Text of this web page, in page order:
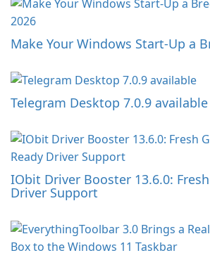
Make Your Windows Start-Up a
Telegram Desktop 7.0.9 available
IObit Driver Booster 13.6.0:
Driver Support